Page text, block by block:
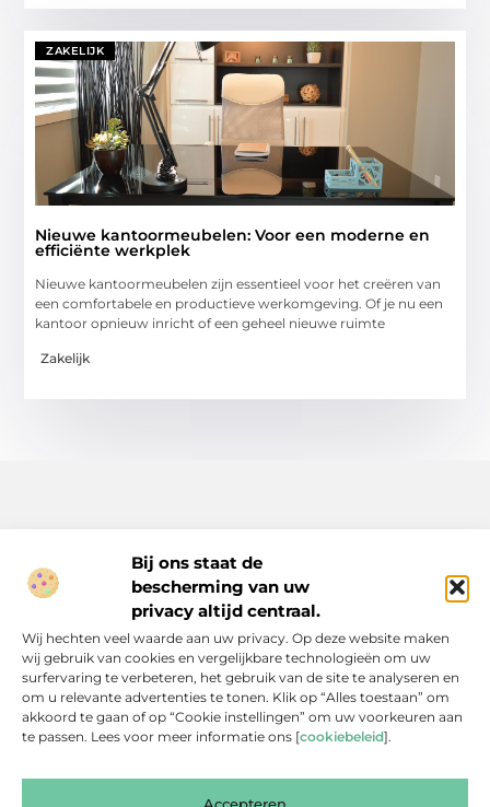
Bij ons staat de
bescherming van uw
privacy altijd centraal.
Wij hechten veel waarde aan uw privacy. Op deze website maken
wij gebruik van cookies en vergelijkbare technologieën om uw
surfervaring te verbeteren, het gebruik van de site te analyseren en
om u relevante advertenties te tonen. Klik op “Alles toestaan” om
akkoord te gaan of op “Cookie instellingen” om uw voorkeuren aan
te passen. Lees voor meer informatie ons [cookiebeleid].
Accepteren
ZAKELIJK
Nieuwe kantoormeubelen: Voor een moderne en
efficiënte werkplek
Nieuwe kantoormeubelen zijn essentieel voor het creëren van
een comfortabele en productieve werkomgeving. Of je nu een
kantoor opnieuw inricht of een geheel nieuwe ruimte
Zakelijk
Inspiratie, tips en verhalen voor elk moment.
Ontdek een breed scala aan artikelen en blogs die je dagelijks
leven verrijken, van praktische adviezen tot boeiende verhalen.
Bericht categorie
Onze informatie